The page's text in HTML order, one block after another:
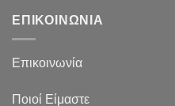
ΕΠΙΚΟΙΝΩΝΙΑ
Επικοινωνία
Ποιοί Είμαστε